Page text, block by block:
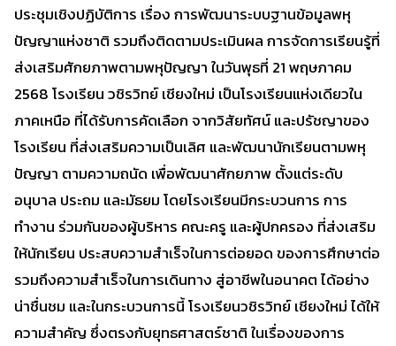
ประชุมเชิงปฏิบัติการ เรื่อง การพัฒนาระบบฐานข้อมูลพหุ
ปัญญาแห่งชาติ รวมถึงติดตามประเมินผล การจัดการเรียนรู้ที่
ส่งเสริมศักยภาพตามพหุปัญญา ในวันพุธที่ 21 พฤษภาคม
2568 โรงเรียน วชิรวิทย์ เชียงใหม่ เป็นโรงเรียนแห่งเดียวใน
ภาคเหนือ ที่ได้รับการคัดเลือก จากวิสัยทัศน์ และปรัชญาของ
โรงเรียน ที่ส่งเสริมความเป็นเลิศ และพัฒนานักเรียนตามพหุ
ปัญญา ตามความถนัด เพื่อพัฒนาศักยภาพ ตั้งแต่ระดับ
อนุบาล ประถม และมัธยม โดยโรงเรียนมีกระบวนการ การ
ทำงาน ร่วมกันของผู้บริหาร คณะครู และผู้ปกครอง ที่ส่งเสริม
ให้นักเรียน ประสบความสำเร็จในการต่อยอด ของการศึกษาต่อ
รวมถึงความสำเร็จในการเดินทาง สู่อาชีพในอนาคต ได้อย่าง
น่าชื่นชม และในกระบวนการนี้ โรงเรียนวชิรวิทย์ เชียงใหม่ ได้ให้
ความสำคัญ ซึ่งตรงกับยุทธศาสตร์ชาติ ในเรื่องของการ